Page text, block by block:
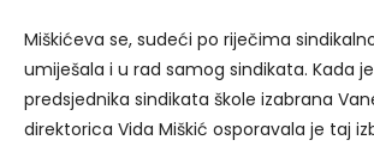
Miškićeva se, sudeći po riječima
umiješala i u rad samog sindikata. Kada
predsjednika sindikata škole izabrana
direktorica Vida Miškić osporavala je taj